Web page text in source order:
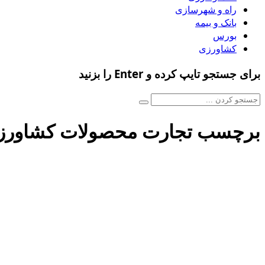
راه و شهرسازی
بانک و بیمه
بورس
کشاورزی
برای جستجو تایپ کرده و Enter را بزنید
برچسب تجارت محصولات